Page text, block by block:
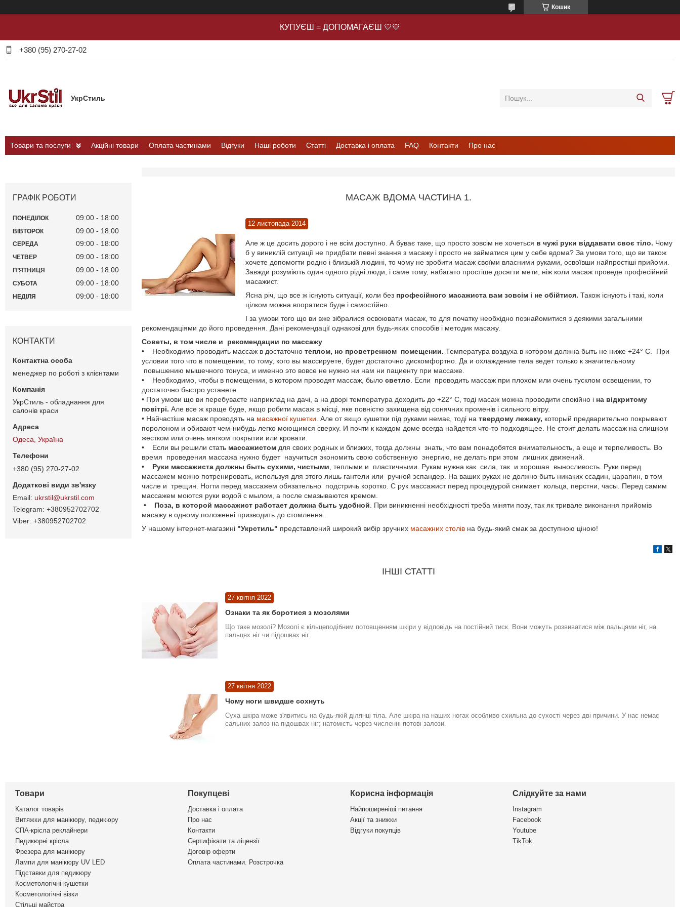
Кошик
КУПУЄШ = ДОПОМАГАЄШ 💛💙
+380 (95) 270-27-02
УкрСтиль
Товари та послуги Акційні товари Оплата частинами Відгуки Наші роботи Статті Доставка і оплата FAQ Контакти Про нас
МАСАЖ ВДОМА ЧАСТИНА 1.
12 листопада 2014
Але ж це досить дорого і не всім доступно. А буває таке, що просто зовсім не хочеться в чужі руки віддавати своє тіло. Чому
б у виниклій ситуації не придбати певні знання з масажу і просто не займатися цим у себе вдома? За умови того, що ви також
хочете допомогти родно і близькій людині, то чому не зробити масаж своїми власними руками, освоївши найпростіші прийоми.
Завжди розуміють один одного рідні люди, і саме тому, набагато простіше досягти мети, ніж коли масаж проведе професійний
масажист.
Ясна річ, що все ж існують ситуації, коли без професійного масажиста вам зовсім і не обійтися. Також існують і такі, коли
цілком можна впоратися буде і самостійно.
І за умови того що ви вже зібралися освоювати масаж, то для початку необхідно познайомитися з деякими загальними
рекомендаціями до його проведення. Дані рекомендації однакові для будь-яких способів і методик масажу.
Советы, в том числе и рекомендации по массажу
• Необходимо проводить массаж в достаточно теплом, но проветренном помещении. Температура воздуха в котором должна быть не ниже +24° С. При
условии того что в помещении, то тому, кого вы массируете, будет достаточно дискомфортно. Да и охлаждение тела ведет только к значительному
повышению мышечного тонуса, и именно это вовсе не нужно ни нам ни пациенту при массаже.
• Необходимо, чтобы в помещении, в котором проводят массаж, было светло . Если проводить массаж при плохом или очень тусклом освещении, то
достаточно быстро устанете.
• При умови що ви перебуваєте наприклад на дачі, а на дворі температура доходить до +22° С, тоді масаж можна проводити спокійно і на відкритому
повітрі. Але все ж краще буде, якщо робити масаж в місці, яке повністю захищена від сонячних променів і сильного вітру.
• Найчастіше масаж проводять на масажної кушетки . Але от якщо кушетки під руками немає, тоді на твердому лежаку, который предварительно покрывают
поролоном и обивают чем-нибудь легко моющимся сверху. И почти к каждом доме всегда найдется что-то подходящее. Не стоит делать массаж на слишком
жестком или очень мягком покрытии или кровати.
• Если вы решили стать массажистом для своих родных и близких, тогда должны знать, что вам понадобятся внимательность, а еще и терпеливость. Во
время проведения массажа нужно будет научиться экономить свою собственную энергию, не делать при этом лишних движений.
• Руки массажиста должны быть сухими, чистыми , теплыми и пластичными. Рукам нужна как сила, так и хорошая выносливость. Руки перед
массажем можно потренировать, используя для этого лишь гантели или ручной эспандер. На ваших руках не должно быть никаких ссадин, царапин, в том
числе и трещин. Ногти перед массажем обязательно подстричь коротко. С рук массажист перед процедурой снимает кольца, перстни, часы. Перед самим
массажем моются руки водой с мылом, а после смазываются кремом.
• Поза, в которой массажист работает должна быть удобной . При виникненні необхідності треба міняти позу, так як тривале виконання прийомів
масажу в одному положенні призводить до стомлення.
У нашому інтернет-магазині "Укрстиль" представлений широкий вибір зручних масажних столів на будь-який смак за доступною ціною!
ІНШІ СТАТТІ
27 квітня 2022
Ознаки та як боротися з мозолями
Що таке мозолі? Мозолі є кільцеподібним потовщенням шкіри у відповідь на постійний тиск. Вони можуть розвиватися між пальцями ніг, на
пальцях ніг чи підошвах ніг.
27 квітня 2022
Чому ноги швидше сохнуть
Суха шкіра може з'явитись на будь-якій ділянці тіла. Але шкіра на наших ногах особливо схильна до сухості через дві причини. У нас немає
сальних залоз на підошвах ніг; натомість через численні потові залози.
ГРАФІК РОБОТИ
ПОНЕДІЛОК 09:00 18:00
ВІВТОРОК 09:00 18:00
СЕРЕДА 09:00 18:00
ЧЕТВЕР 09:00 18:00
ПʼЯТНИЦЯ 09:00 18:00
СУБОТА 09:00 18:00
НЕДІЛЯ 09:00 18:00
КОНТАКТИ
менеджер по роботі з клієнтами
УкрСтиль - обладнання для
салонів краси
Одеса, Україна
+380 (95) 270-27-02
ukrstil@ukrstil.com
+380952702702
+380952702702
Товари
Каталог товарів
Витяжки для манікюру, педикюру
СПА-крісла реклайнери
Педикюрні крісла
Фрезера для манікюру
Лампи для манікюру UV LED
Підставки для педикюру
Косметологічні кушетки
Косметологічні візки
Стільці майстра
Покупцеві
Доставка і оплата
Про нас
Контакти
Сертифікати та ліцензії
Договір оферти
Оплата частинами. Розстрочка
Корисна інформація
Найпоширеніші питання
Акції та знижки
Відгуки покупців
Слідкуйте за нами
Instagram
Facebook
Youtube
TikTok